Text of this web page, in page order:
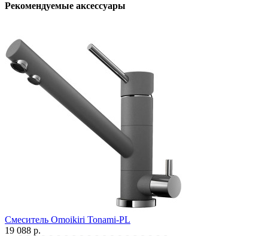
Рекомендуемые аксессуары
Смеситель Omoikiri Tonami-PL
19 088 р.